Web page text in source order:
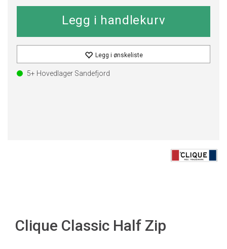
Legg i ønskeliste
5+ Hovedlager Sandefjord
Clique Classic Half Zip